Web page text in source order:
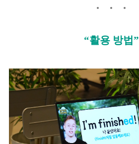
“활용 방법”